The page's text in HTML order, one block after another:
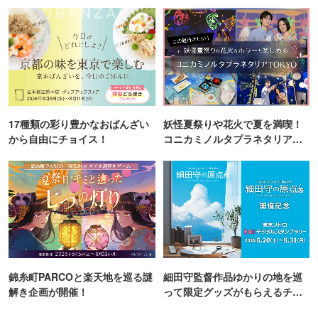
17種類の彩り豊かなおばんざい
から自由にチョイス！
妖怪夏祭りや花火で夏を満喫！
コニカミノルタプラネタリア
錦糸町PARCOと楽天地を巡る謎
解き企画が開催！
細田守監督作品ゆかりの地を巡
って限定グッズがもらえるチャ